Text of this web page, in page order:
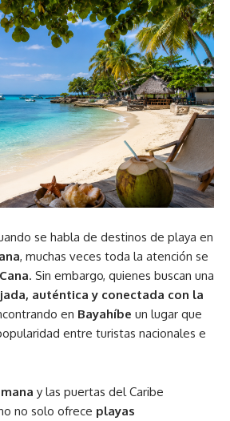
se habla de destinos de playa en
, muchas veces toda la atención se
. Sin embargo, quienes buscan una
jada, auténtica y conectada con la
en Bayahíbe un lugar que
entre turistas nacionales e
y las puertas del Caribe
no solo ofrece playas